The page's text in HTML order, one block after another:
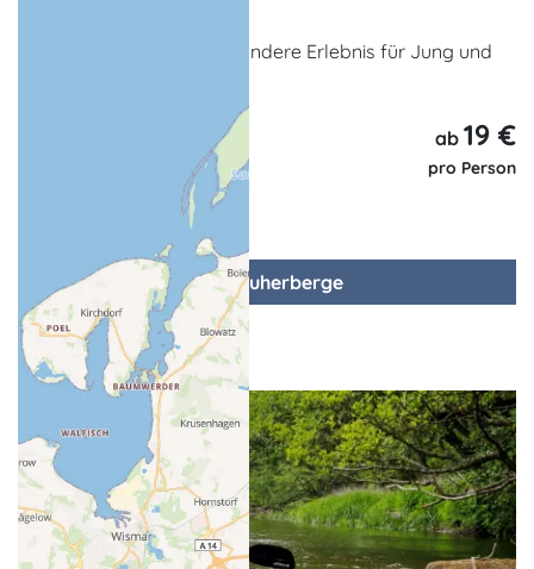
Hier erwartet Sie das besondere Erlebnis für Jung und
ab 19 €
pro Person
zur Heuherberge